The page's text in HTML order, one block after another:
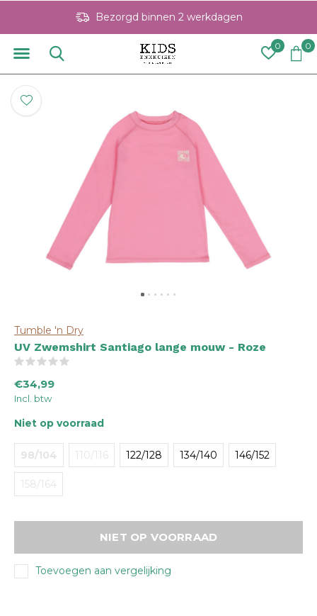
0 0
Bezorgd binnen 2 werkdagen
Tumble 'n Dry
UV Zwemshirt Santiago lange mouw - Roze
€34,99
Incl. btw
Niet op voorraad
98/104 110/116 122/128 134/140 146/152
158/164
NIET OP VOORRAAD
Toevoegen aan vergelijking